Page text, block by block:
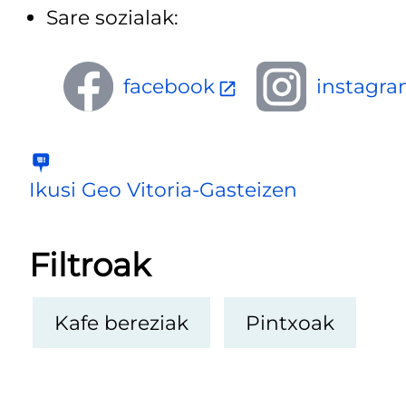
Sare sozialak:
facebook
Ikusi Geo Vitoria-Gasteizen
Filtroak
Kafe bereziak Pintxoak